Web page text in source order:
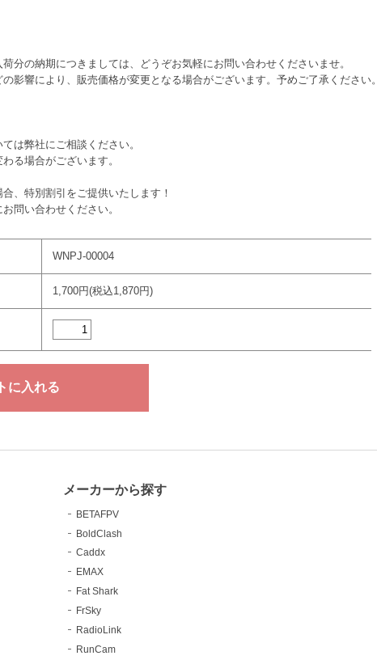
分の納期につきましては、どうぞお気軽にお問い合わせくださいませ。
影響により、販売価格が変更となる場合がございます。予めご了承ください。
は弊社にご相談ください。
る場合がございます。
、特別割引をご提供いたします！
問い合わせください。
WNPJ-00004
1,700円(税込1,870円)
メーカーから探す
BETAFPV
BoldClash
Caddx
EMAX
Fat Shark
FrSky
RadioLink
RunCam